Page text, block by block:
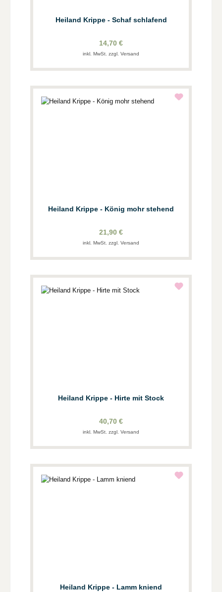
Heiland Krippe - Schaf schlafend
14,70 €
inkl. MwSt. zzgl. Versand
Heiland Krippe - König mohr stehend
21,90 €
inkl. MwSt. zzgl. Versand
Heiland Krippe - Hirte mit Stock
40,70 €
inkl. MwSt. zzgl. Versand
Heiland Krippe - Lamm kniend